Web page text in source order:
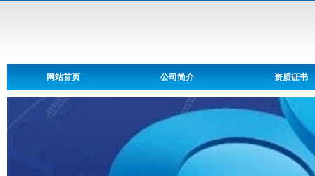
网站首页 公司简介 资质证书